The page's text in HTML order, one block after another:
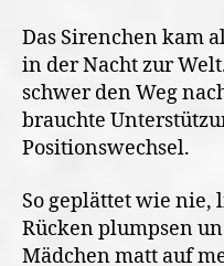
Das Sirenchen kam
in der Nacht zur
schwer den Weg
brauchte
Positionswechsel.
So geplättet wie nie,
Rücken plumpsen
Mädchen matt auf